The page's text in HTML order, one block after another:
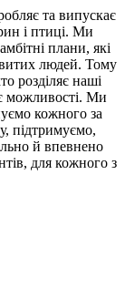
та випускає
і птиці. Ми
плани, які
людей. Тому
розділяє наші
можливості. Ми
кожного за
підтримуємо,
й впевнено
для кожного з